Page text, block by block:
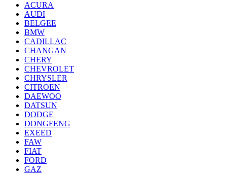
ACURA
AUDI
BELGEE
BMW
CADILLAC
CHANGAN
CHERY
CHEVROLET
CHRYSLER
CITROEN
DAEWOO
DATSUN
DODGE
DONGFENG
EXEED
FAW
FIAT
FORD
GAZ